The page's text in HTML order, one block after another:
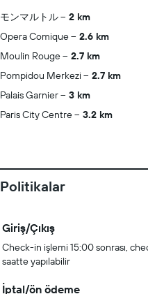
モンマルトル
2 km
Opera Comique
2.6 km
Moulin Rouge
2.7 km
Pompidou Merkezi
2.7 km
Palais Garnier
3 km
Paris City Centre
3.2 km
Politikalar
Giriş/Çıkış
Check-in işlemi 15:00 sonrası,
saatte yapılabilir
İptal/ön ödeme